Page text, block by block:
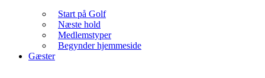
Start på Golf
Næste hold
Medlemstyper
Begynder hjemmeside
Gæster